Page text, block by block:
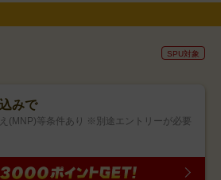
SPU対象
みで
(MNP)等条件あり ※別途エントリーが必要